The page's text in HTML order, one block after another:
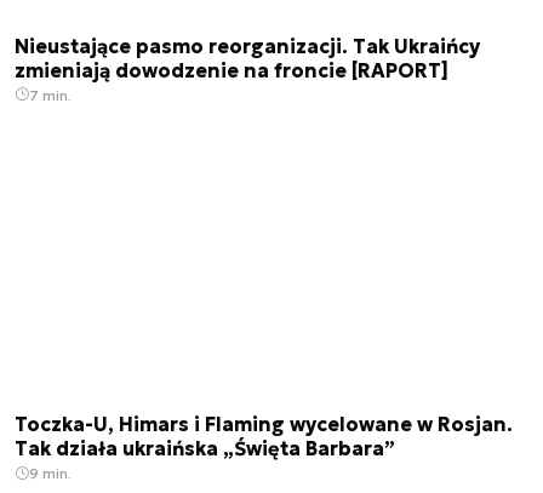
Nieustające pasmo reorganizacji. Tak Ukraińcy
zmieniają dowodzenie na froncie [RAPORT]
7 min.
Toczka-U, Himars i Flaming wycelowane w Rosjan.
Tak działa ukraińska „Święta Barbara”
9 min.